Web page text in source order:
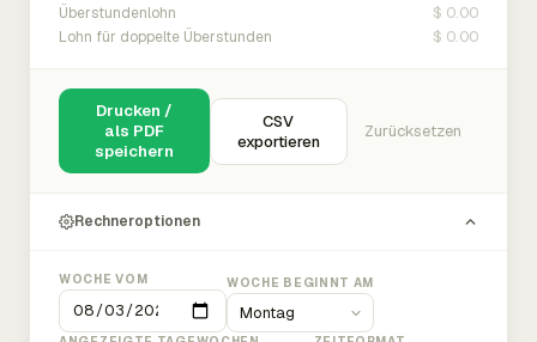
Überstundenlohn $ 0.00
Lohn für doppelte Überstunden $ 0.00
Drucken /
als PDF
speichern
CSV
exportieren
Zurücksetzen
Rechneroptionen
WOCHE VOM WOCHE BEGINNT AM